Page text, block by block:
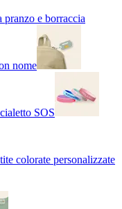
pranzo e borraccia
nome
SOS
colorate personalizzate